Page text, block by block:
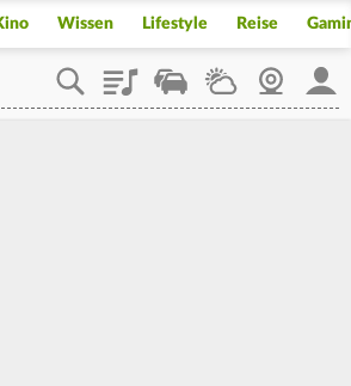
Wissen Lifestyle Reise
PlaylistStaupilotWetterWebcam